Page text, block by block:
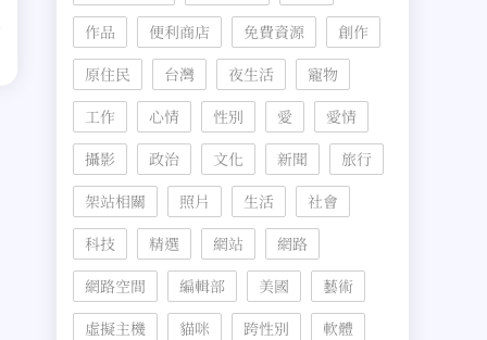
作品
便利商店 免費資源
創作
原住民
台灣 夜生活
寵物
工作
心情 性別 愛
愛情
攝影
政治 文化 新聞
旅行
架站相關
照片 生活
社會
科技
精選 網站
網路
網路空間
編輯部 美國
藝術
虛擬主機
貓咪 跨性別
軟體